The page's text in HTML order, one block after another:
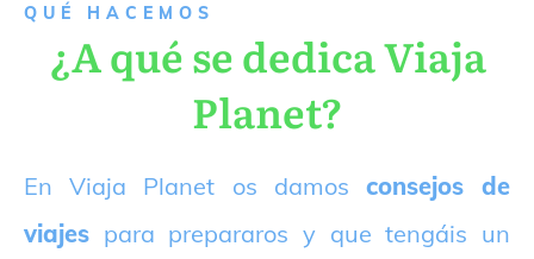
QUÉ HACEMOS
¿A qué se dedica Viaja
Planet?
En Viaja Planet os damos consejos de
viajes para prepararos y que tengáis un